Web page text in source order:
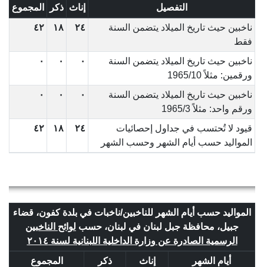
التفصيل
إناث ذكر
المجموع
ناخبين حيث تاريخ الميلاد يتضمن السنة
فقط
٢٤ ١٨ ٤٢
ناخبين حيث تاريخ الميلاد يتضمن السنة
ورقمين: مثلاً 1965/10
٠ ٠ ٠
ناخبين حيث تاريخ الميلاد يتضمن السنة
ورقم واحد: مثلاً 1965/3
٠ ٠ ٠
قيود لا تُحتسب في جداول إحصائيات
المواليد حسب أيام الشهر وحسب الشهر
٢٤ ١٨ ٤٢
المواليد حسب أيام الشهر للناخبين/ناخبات في بلدة كفون، قضاء
جبيل، محافظة جبل لبنان في لبنان، حسب لوائح الناخبين
الرسمية الصادرة عن وزارة الداخلية اللبنانية لسنة ٢٠١٤
أيام الشهر
إناث ذكر
المجموع